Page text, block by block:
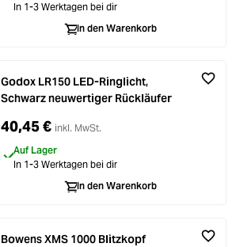
In 1-3 Werktagen bei dir
In den Warenkorb
Godox LR150 LED-Ringlicht,
Schwarz neuwertiger Rückläufer
40,45 € inkl. MwSt.
Auf Lager
In 1-3 Werktagen bei dir
In den Warenkorb
Bowens XMS 1000 Blitzkopf